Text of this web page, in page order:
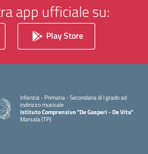
app ufficiale su:
Play Store
Infanzia - Primaria - Secondaria di I grado ad
indirizzo musicale
Istituto Comprensivo "De Gasperi - De Vita"
Marsala (TP)